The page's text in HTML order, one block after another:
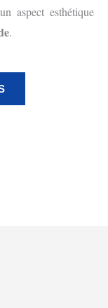
aspect esthétique
.